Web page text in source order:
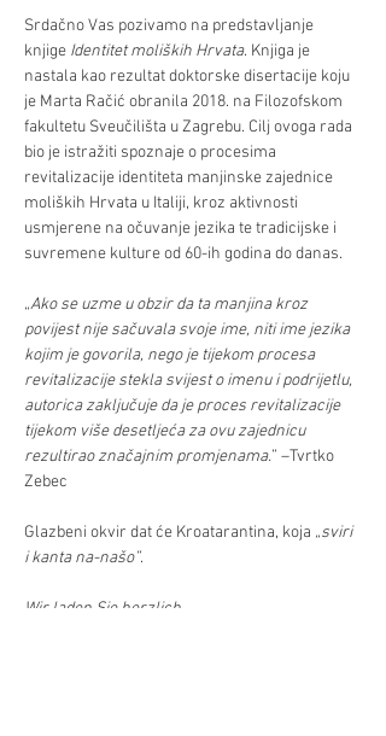
Srdačno Vas pozivamo na predstavljanje
knjige Identitet moliških Hrvata. Knjiga je
nastala kao rezultat doktorske disertacije koju
je Marta Račić obranila 2018. na Filozofskom
fakultetu Sveučilišta u Zagrebu. Cilj ovoga rada
bio je istražiti spoznaje o procesima
revitalizacije identiteta manjinske zajednice
moliških Hrvata u Italiji, kroz aktivnosti
usmjerene na očuvanje jezika te tradicijske i
suvremene kulture od 60-ih godina do danas.
„Ako se uzme u obzir da ta manjina kroz
povijest nije sačuvala svoje ime, niti ime jezika
kojim je govorila, nego je tijekom procesa
revitalizacije stekla svijest o imenu i podrijetlu,
autorica zaključuje da je proces revitalizacije
tijekom više desetljeća za ovu zajednicu
rezultirao značajnim promjenama.” –Tvrtko
Zebec
Glazbeni okvir dat će Kroatarantina, koja „sviri
i kanta na-našo”.
Wir laden Sie herzlich